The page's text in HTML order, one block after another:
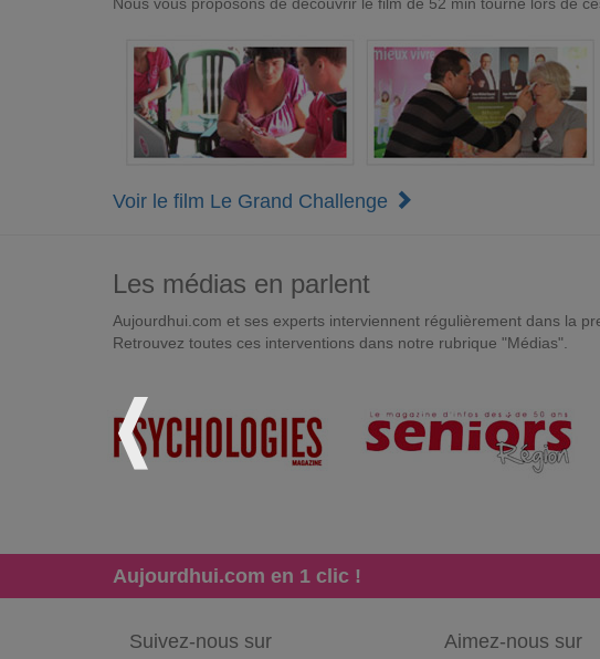
Nous vous proposons de découvrir le film de 52 min tourné lors de
Voir le film Le Grand Challenge
Les médias en parlent
Aujourdhui.com et ses experts interviennent régulièrement dans la
Retrouvez toutes ces interventions dans notre rubrique "Médias".
Aujourdhui.com en 1 clic !
Suivez-nous sur Aimez-nous sur